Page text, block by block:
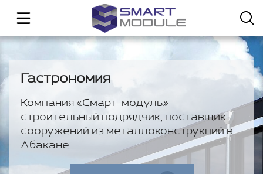
Гастрономия
Компания «Смарт-модуль» –
строительный подрядчик, поставщик
сооружений из металлоконструкций в
Абакане.